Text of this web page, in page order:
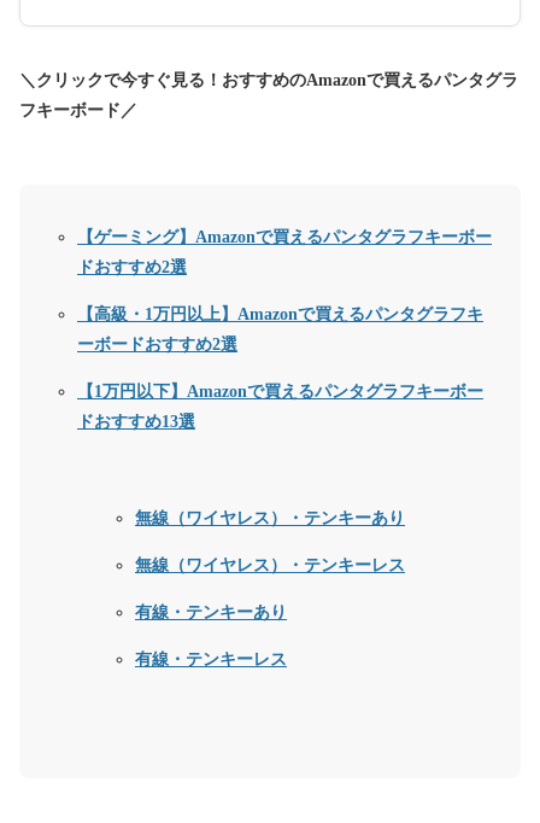
＼クリックで今すぐ見る！おすすめのAmazonで買えるパンタグラ
フキーボード／
【ゲーミング】Amazonで買えるパンタグラフキーボー
ドおすすめ2選
【高級・1万円以上】Amazonで買えるパンタグラフキ
ーボードおすすめ2選
【1万円以下】Amazonで買えるパンタグラフキーボー
ドおすすめ13選
無線（ワイヤレス）・テンキーあり
無線（ワイヤレス）・テンキーレス
有線・テンキーあり
有線・テンキーレス